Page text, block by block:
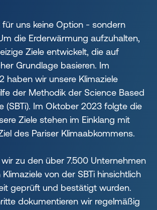
für uns keine Option - sondern
die Erderwärmung aufzuhalten,
Ziele entwickelt, die auf
Grundlage basieren. Im
haben wir unsere Klimaziele
der Methodik der Science Based
(SBTi). Im Oktober 2023 folgte die
Ziele stehen im Einklang mit
des Pariser Klimaabkommens.
zu den über 7.500 Unternehmen
von der SBTi hinsichtlich
geprüft und bestätigt wurden.
dokumentieren wir regelmäßig